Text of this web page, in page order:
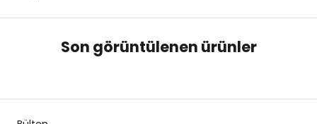
Son görüntülenen ürünler